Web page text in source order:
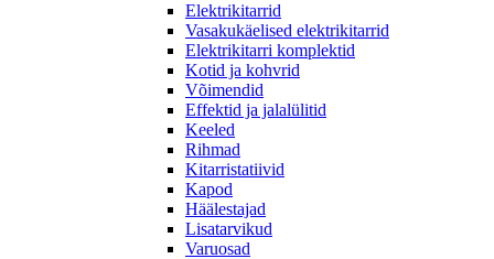
Elektrikitarrid
Vasakukäelised elektrikitarrid
Elektrikitarri komplektid
Kotid ja kohvrid
Võimendid
Effektid ja jalalülitid
Keeled
Rihmad
Kitarristatiivid
Kapod
Häälestajad
Lisatarvikud
Varuosad